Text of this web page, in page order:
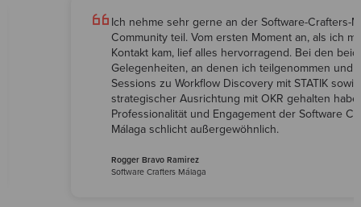
Ich nehme sehr gerne an der Software-Crafters-
Community teil. Vom ersten Moment an, als ich
Kontakt kam, lief alles hervorragend. Bei den
Gelegenheiten, an denen ich teilgenommen und
Sessions zu Workflow Discovery mit STATIK sowie
strategischer Ausrichtung mit OKR gehalten
Professionalität und Engagement der Software
Málaga schlicht außergewöhnlich.
Rogger Bravo Ramirez
Software Crafters Málaga